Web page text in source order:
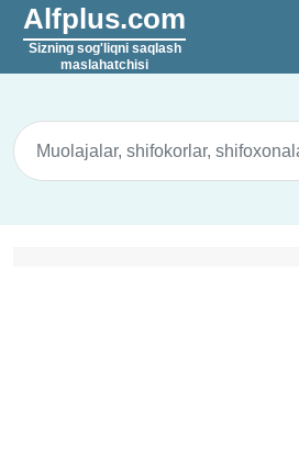
Alfplus.com
Sizning sog'liqni saqlash
maslahatchisi